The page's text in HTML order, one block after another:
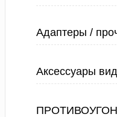
Адаптеры /
Аксессуары